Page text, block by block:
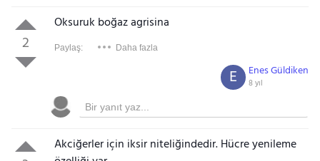
2
Oksuruk boğaz agrisina
Paylaş: Daha fazla
Enes Güldiken
8 yıl
E
Akciğerler için iksir niteliğindedir. Hücre yenileme